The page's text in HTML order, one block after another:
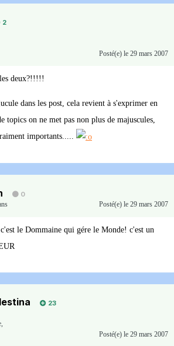
2
Posté(e) le 29 mars 2007
deux?!!!!!
dans les post, cela revient à s'exprimer en
topics on ne met pas non plus de majuscules,
importants.....
0
Posté(e) le 29 mars 2007
le Dommaine qui gére le Monde! c'est un
23
Posté(e) le 29 mars 2007